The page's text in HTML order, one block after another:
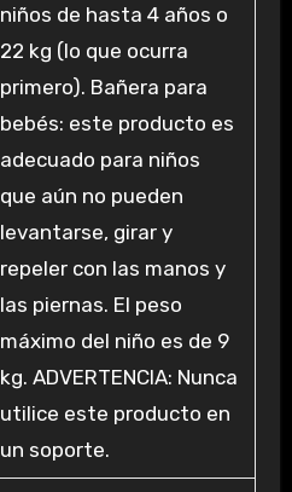
niños de hasta 4 años o
22 kg (lo que ocurra
primero). Bañera para
bebés: este producto es
adecuado para niños
que aún no pueden
levantarse, girar y
repeler con las manos y
las piernas. El peso
máximo del niño es de 9
kg. ADVERTENCIA: Nunca
utilice este producto en
un soporte.